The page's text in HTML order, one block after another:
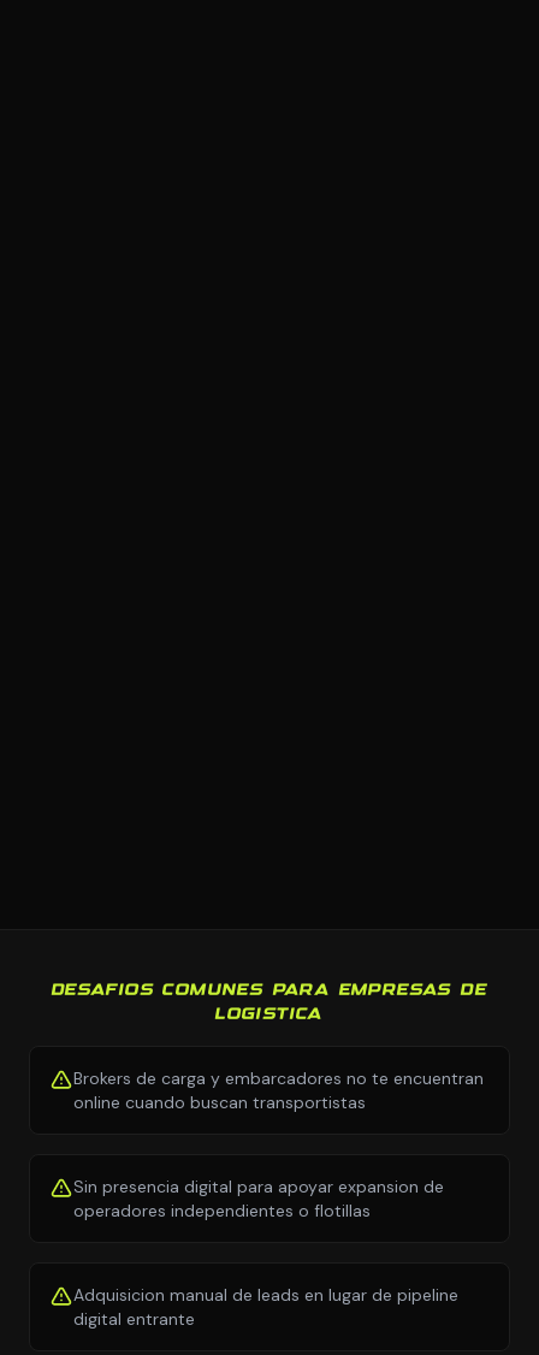
DESAFIOS COMUNES PARA EMPRESAS DE
LOGISTICA
Brokers de carga y embarcadores no te encuentran
online cuando buscan transportistas
Sin presencia digital para apoyar expansion de
operadores independientes o flotillas
Adquisicion manual de leads en lugar de pipeline
digital entrante